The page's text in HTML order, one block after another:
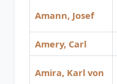
Amann, Josef
Amery, Carl
Amira, Karl von